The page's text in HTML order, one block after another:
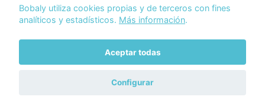
Alta de tiendas online
Condiciones de alta
Acerca de Bobaly Partners
Partner eCommerce
Bobaly utiliza cookies propias y de terceros con fines
analíticos y estadísticos. Más información.
Aceptar todas
Configurar